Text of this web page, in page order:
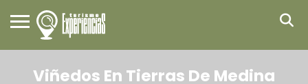
Viñedos En Tierras De Medina